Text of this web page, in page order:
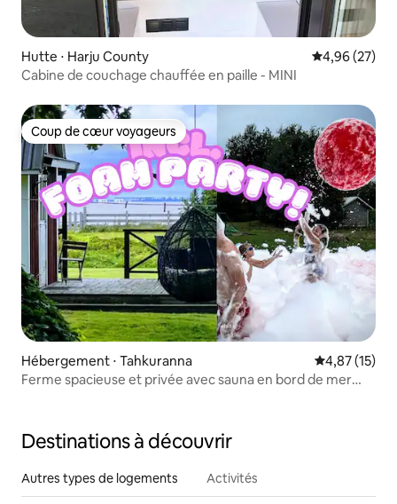
Hutte ⋅ Harju County Évaluation
4,96 (27)
Cabine de couchage chauffée en paille - MINI
Coup de cœur voyageurs
Coup de cœur voyageurs
Hébergement ⋅ Tahkuranna Évaluation
4,87 (15)
Ferme spacieuse et privée avec sauna en bord de mer
Destinations à découvrir
Autres types de logements Activités